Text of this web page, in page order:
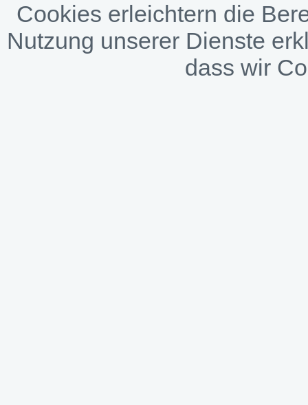
Cookies erleichtern die
Nutzung unserer Dienste
dass wir